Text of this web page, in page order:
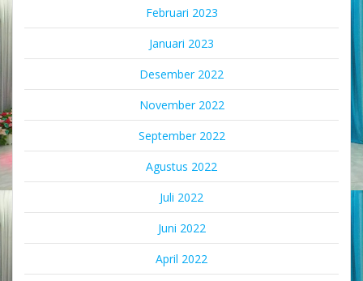
Februari 2023
Januari 2023
Desember 2022
November 2022
September 2022
Agustus 2022
Juli 2022
Juni 2022
April 2022